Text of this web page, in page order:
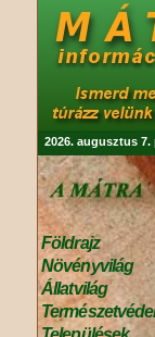
2026. augusztus
Földrajz
Növényvilág
Állatvilág